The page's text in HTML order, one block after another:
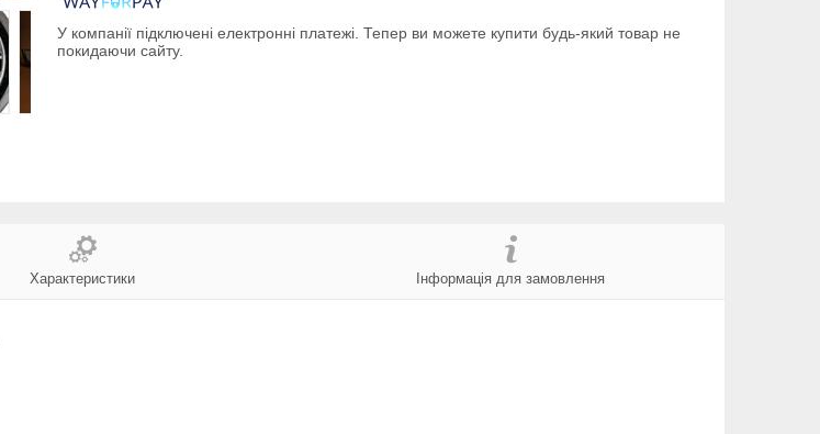
У компанії підключені електронні платежі. Тепер ви можете купити будь-який товар не
покидаючи сайту.
Характеристики Інформація для замовлення